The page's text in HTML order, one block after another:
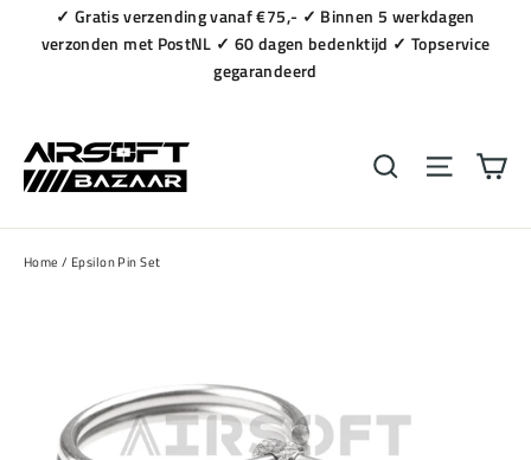
content
✓ Gratis verzending vanaf €75,- ✓ Binnen 5 werkdagen
verzonden met PostNL ✓ 60 dagen bedenktijd ✓ Topservice
gegarandeerd
Zoeken
Home / Epsilon Pin Set